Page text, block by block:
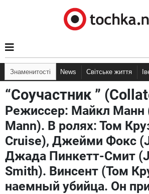
Знаменитості News Світське життя
“Соучастник ”
Режиссер: Майкл Манн
Mann). В ролях: Том
Cruise), Джейми Фокс
Джада Пинкетт-Смит
Smith). Винсент (Том
наемный убийца. Он